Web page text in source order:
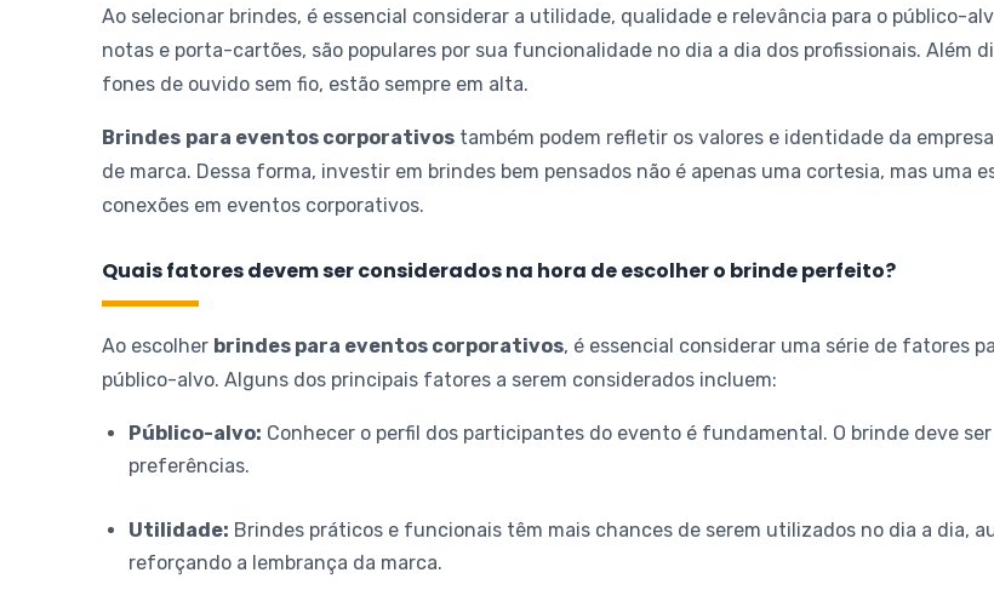
Ao selecionar brindes, é essencial considerar a utilidade, qualidade e relevância para o público-
notas e porta-cartões, são populares por sua funcionalidade no dia a dia dos profissionais. Além
fones de ouvido sem fio, estão sempre em alta.
Brindes para eventos corporativos também podem refletir os valores e identidade da
de marca. Dessa forma, investir em brindes bem pensados não é apenas uma cortesia, mas
conexões em eventos corporativos.
Quais fatores devem ser considerados na hora de escolher o brinde perfeito?
Ao escolher brindes para eventos corporativos, é essencial considerar uma série de fatores
público-alvo. Alguns dos principais fatores a serem considerados incluem:
Público-alvo: Conhecer o perfil dos participantes do evento é fundamental. O brinde deve
preferências.
Utilidade: Brindes práticos e funcionais têm mais chances de serem utilizados no dia a dia,
reforçando a lembrança da marca.